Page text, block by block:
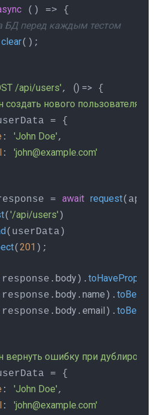
() => {
БД перед каждым тестом
clear();
/api/users', () => {
нового пользователя'
= {
: 'John Doe',
: 'john@example.com'
= await request(app)
( '/api/users' )
(userData)
( 201 );
body). toHaveProperty
body . name ). toBe
body . email ). toBe
вернуть ошибку при
= {
: 'John Doe',
: 'john@example.com'